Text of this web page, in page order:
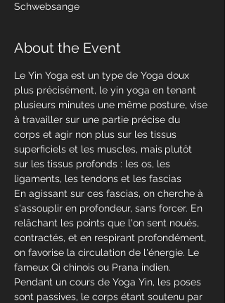
Schwebsange
About the Event
Le Yin Yoga est un type de Yoga doux
plus précisément, le yin yoga en tenant
plusieurs minutes une même posture, vise
à travailler sur une partie précise du
corps et agir non plus sur les tissus
superficiels et les muscles, mais plutôt
sur les tissus profonds : les os, les
ligaments, les tendons et les fascias
En agissant sur ces fascias, on cherche à
s'assouplir en profondeur, sans forcer. En
relâchant les points que l'on sent noués,
contractés, et en respirant profondément,
on favorise la circulation de l'énergie. Le
fameux Qi chinois ou Prana indien.
Pendant un cours de Yoga Yin, les poses
sont passives, le corps étant soutenu par